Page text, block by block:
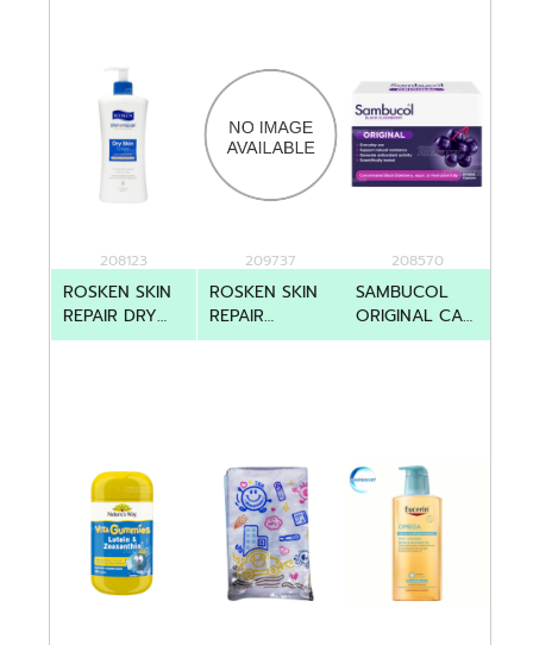
208123
ROSKEN SKIN
REPAIR DRY
SKIN CREAM
209737
ROSKEN SKIN
REPAIR
VITAMIN E
208570
SAMBUCOL
ORIGINAL CAP
24'S